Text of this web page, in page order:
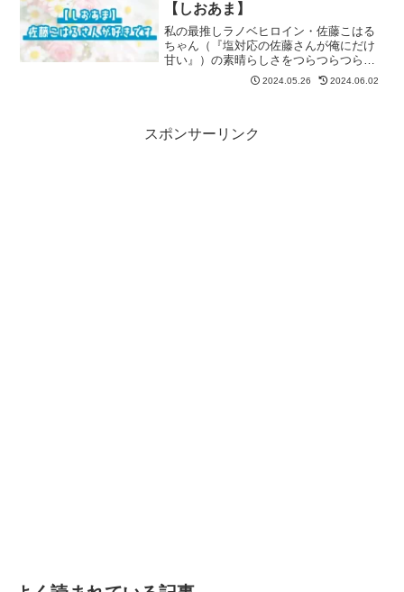
【しおあま】
私の最推しラノベヒロイン・佐藤こはる
ちゃん（『塩対応の佐藤さんが俺にだけ
甘い』）の素晴らしさをつらつらつらと
語っていきたいと思います。
2024.05.26 2024.06.02
スポンサーリンク